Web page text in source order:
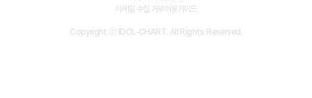
이메일 수집 거부이용가이드
Copyright ⓒ IDOL-CHART. All Rights Reserved.